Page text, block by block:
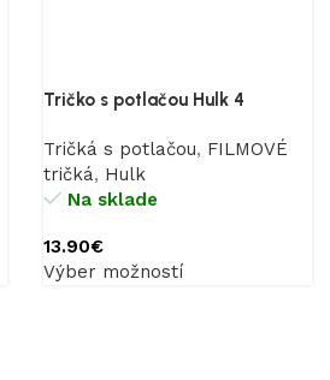
Tričko s potlačou Hulk 4
Tričká s potlačou, FILMOVÉ
tričká, Hulk
Na sklade
13.90€
Výber možností